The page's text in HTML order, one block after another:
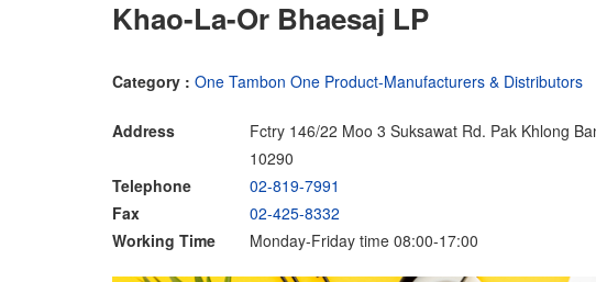
Khao-La-Or Bhaesaj LP
Category : One Tambon One Product-Manufacturers & Distributors
Address
Fctry 146/22 Moo 3 Suksawat Rd. Pak Khlong
10290
Telephone
02-819-7991
Fax
02-425-8332
Working Time
Monday-Friday time 08:00-17:00